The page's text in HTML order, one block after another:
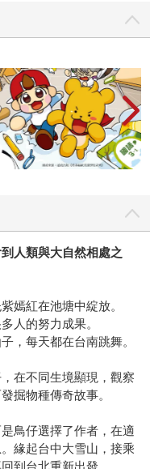
到 人類與大自然相處之
嫣紅在池塘中綻放。
人的努力成果。
，每天都在台南跳舞。
在不同生境顯現，觀察
掘物種傳奇故事。
鳥仔選擇了作者，在適
緣起台中大雪山，接乘
到台北重新出發。